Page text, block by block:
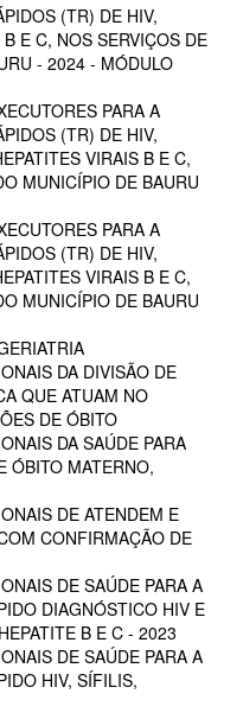
(TR) DE HIV,
E C, NOS SERVIÇOS DE
- 2024 - MÓDULO
PARA A
(TR) DE HIV,
VIRAIS B E C,
MUNICÍPIO DE BAURU
PARA A
(TR) DE HIV,
VIRAIS B E C,
MUNICÍPIO DE BAURU
DA DIVISÃO DE
QUE ATUAM NO
DE ÓBITO
DA SAÚDE PARA
ÓBITO MATERNO,
DE ATENDEM E
CONFIRMAÇÃO DE
DE SAÚDE PARA A
DIAGNÓSTICO HIV E
B E C - 2023
DE SAÚDE PARA A
HIV, SÍFILIS,